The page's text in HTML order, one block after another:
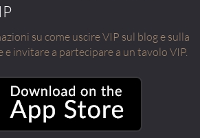
su come uscire VIP sul blog e sulla
invitare a partecipare a un tavolo VIP.